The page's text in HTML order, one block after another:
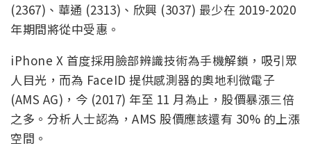
(2367)、華通 (2313)、欣興 (3037) 最少在 2019-2020
年期間將從中受惠。
iPhone X 首度採用臉部辨識技術為手機解鎖，吸引眾
人目光，而為 FaceID 提供感測器的奧地利微電子
(AMS AG)，今 (2017) 年至 11 月為止，股價暴漲三倍
之多。分析人士認為，AMS 股價應該還有 30% 的上漲
空間。